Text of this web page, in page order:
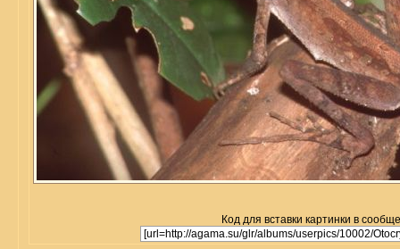
Код для вставки картинки в